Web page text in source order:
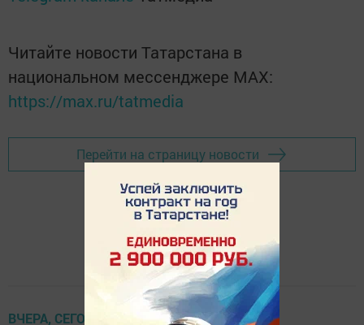
Читайте новости Татарстана в
национальном мессенджере MАХ:
https://max.ru/tatmedia
Перейти на страницу новости
ВЧЕРА, СЕГОДНЯ, ЗАВТРА